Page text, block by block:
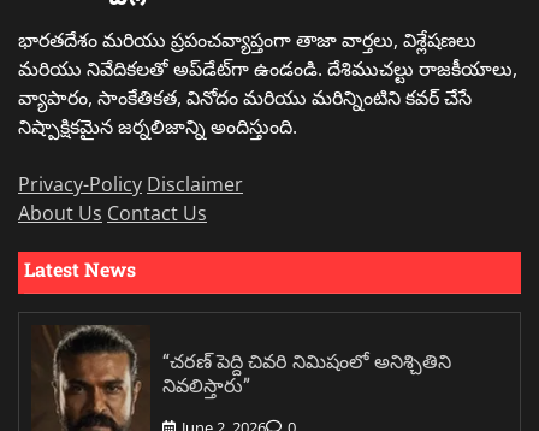
భారతదేశం మరియు ప్రపంచవ్యాప్తంగా తాజా వార్తలు, విశ్లేషణలు
మరియు నివేదికలతో అప్‌డేట్‌గా ఉండండి. దేశిముచల్టు రాజకీయాలు,
వ్యాపారం, సాంకేతికత, వినోదం మరియు మరిన్నింటిని కవర్ చేసే
నిష్పాక్షికమైన జర్నలిజాన్ని అందిస్తుంది.
Privacy-Policy Disclaimer
About Us Contact Us
Latest News
“చరణ్ పెద్ది చివరి నిమిషంలో అనిశ్చితిని
నివలిస్తారు”